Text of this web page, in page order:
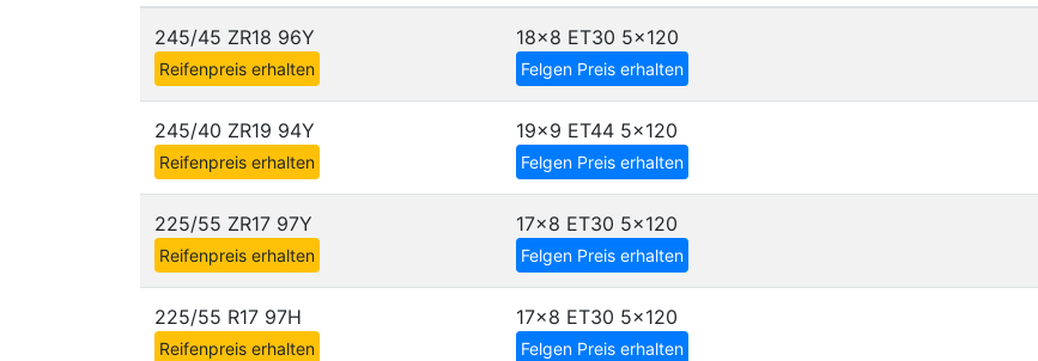
245/45 ZR18 96Y
Reifenpreis erhalten
18x8 ET30 5x120
Felgen Preis erhalten
245/40 ZR19 94Y
Reifenpreis erhalten
19x9 ET44 5x120
Felgen Preis erhalten
225/55 ZR17 97Y
Reifenpreis erhalten
17x8 ET30 5x120
Felgen Preis erhalten
225/55 R17 97H
Reifenpreis erhalten
17x8 ET30 5x120
Felgen Preis erhalten